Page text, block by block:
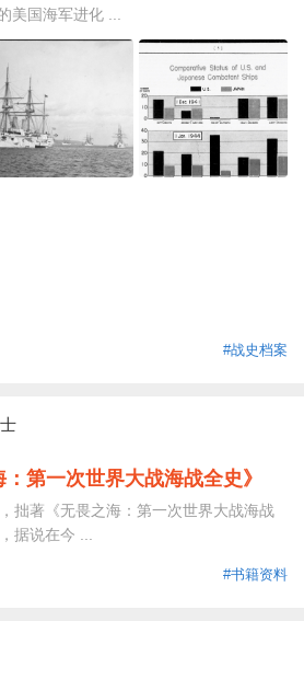
美国海军进化 ...
#战史档案
第一次世界大战海战全史》
拙著《无畏之海：第一次世界大战海战
据说在今 ...
#书籍资料